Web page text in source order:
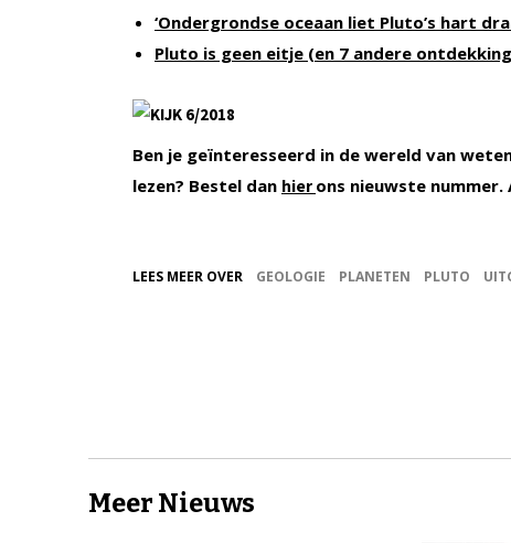
‘Ondergrondse oceaan liet Pluto’s hart
Pluto is geen eitje (en 7 andere
Ben je geïnteresseerd in de wereld van
lezen? Bestel dan hier ons nieuwste nummer.
LEES MEER OVER GEOLOGIE PLANETEN PLUTO
Meer Nieuws